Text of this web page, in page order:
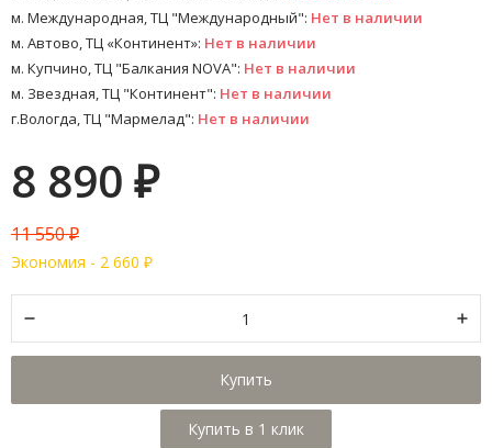
м. Международная, ТЦ "Международный": Нет в наличии
м. Автово, ТЦ «Континент»: Нет в наличии
м. Купчино, ТЦ "Балкания NOVA": Нет в наличии
м. Звездная, ТЦ "Континент": Нет в наличии
г.Вологда, ТЦ "Мармелад": Нет в наличии
8 890 ₽
11 550₽
Экономия - 2 660 ₽
Купить